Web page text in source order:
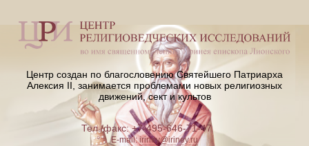
Центр создан по благословению Святейшего Патриарха
Алексия II, занимается проблемами новых религиозных
движений, сект и культов
Тел./факс: +7-495-646-71-47
E-mail:iriney@iriney.ru